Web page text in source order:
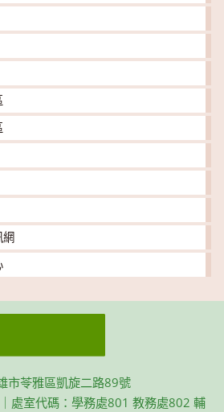
網
市苓雅區凱旋二路89號
處室代碼：學務處801 教務處802 輔